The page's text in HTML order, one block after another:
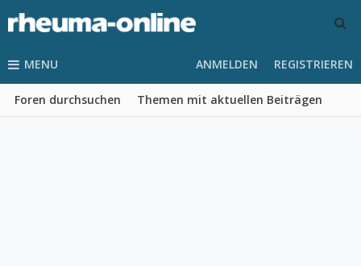
MENU
Foren durchsuchen Themen mit aktuellen Beiträgen
ANMELDEN REGISTRIEREN